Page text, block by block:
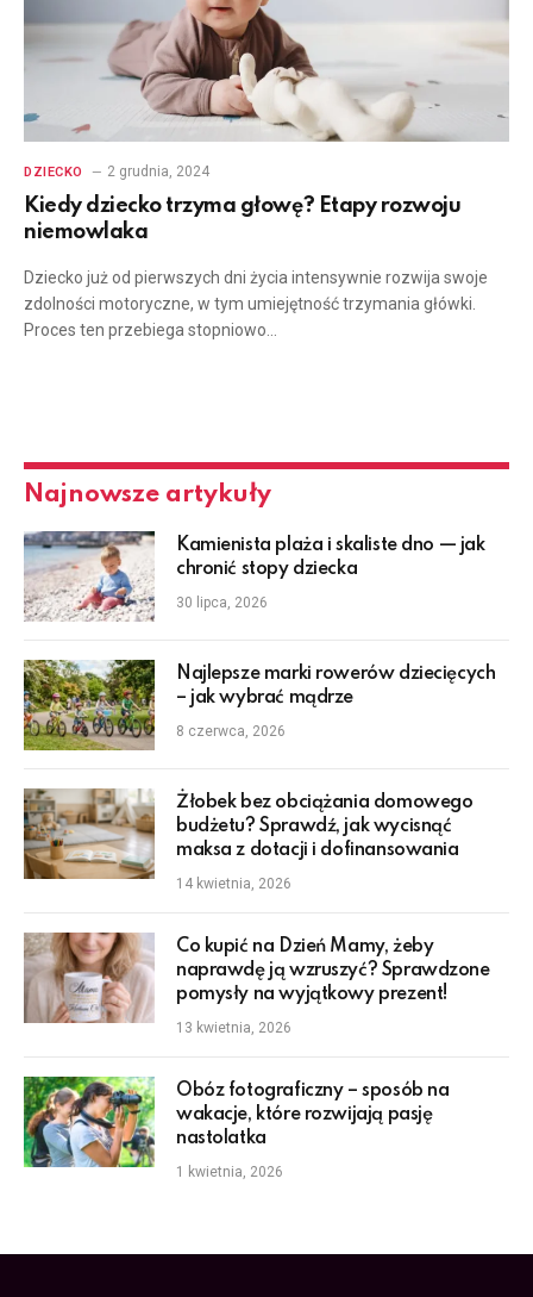
DZIECKO 2 grudnia, 2024
Kiedy dziecko trzyma głowę? Etapy rozwoju
niemowlaka
Dziecko już od pierwszych dni życia intensywnie rozwija swoje
zdolności motoryczne, w tym umiejętność trzymania główki.
Proces ten przebiega stopniowo…
Najnowsze artykuły
Kamienista plaża i skaliste dno — jak
chronić stopy dziecka
30 lipca, 2026
Najlepsze marki rowerów dziecięcych
– jak wybrać mądrze
8 czerwca, 2026
Żłobek bez obciążania domowego
budżetu? Sprawdź, jak wycisnąć
maksa z dotacji i dofinansowania
14 kwietnia, 2026
Co kupić na Dzień Mamy, żeby
naprawdę ją wzruszyć? Sprawdzone
pomysły na wyjątkowy prezent!
13 kwietnia, 2026
Obóz fotograficzny – sposób na
wakacje, które rozwijają pasję
nastolatka
1 kwietnia, 2026